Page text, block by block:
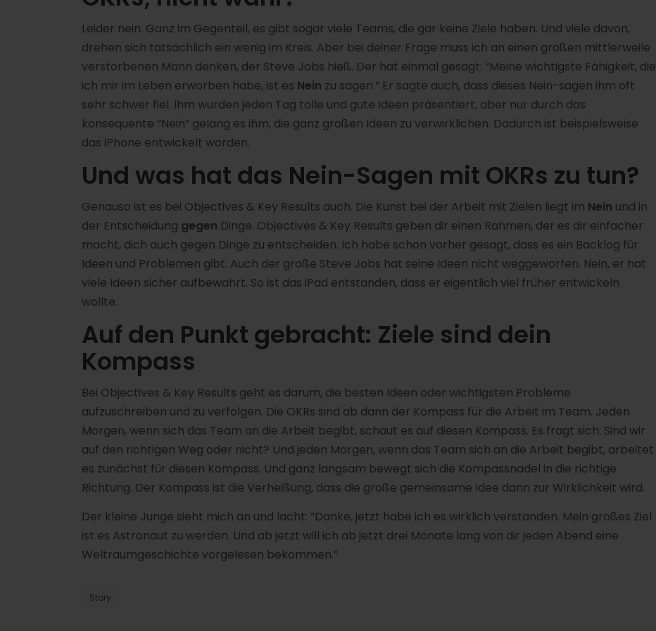
Leider nein. Ganz im Gegenteil, es gibt sogar viele Teams, die gar keine Ziele haben. Und viele davon,
drehen sich tatsächlich ein wenig im Kreis. Aber bei deiner Frage muss ich an einen großen mittlerweile
verstorbenen Mann denken, der Steve Jobs hieß. Der hat einmal gesagt: “Meine wichtigste Fähigkeit, die
ich mir im Leben erworben habe, ist es Nein zu sagen.” Er sagte auch, dass dieses Nein-sagen ihm oft
sehr schwer fiel. Ihm wurden jeden Tag tolle und gute Ideen präsentiert, aber nur durch das
konsequente “Nein” gelang es ihm, die ganz großen Ideen zu verwirklichen. Dadurch ist beispielsweise
das iPhone entwickelt worden.
Und was hat das Nein-Sagen mit OKRs zu tun?
Genauso ist es bei Objectives & Key Results auch. Die Kunst bei der Arbeit mit Zielen liegt im Nein und in
der Entscheidung gegen Dinge. Objectives & Key Results geben dir einen Rahmen, der es dir einfacher
macht, dich auch gegen Dinge zu entscheiden. Ich habe schon vorher gesagt, dass es ein Backlog für
Ideen und Problemen gibt. Auch der große Steve Jobs hat seine Ideen nicht weggeworfen. Nein, er hat
viele Ideen sicher aufbewahrt. So ist das iPad entstanden, dass er eigentlich viel früher entwickeln
wollte.
Auf den Punkt gebracht: Ziele sind dein
Kompass
Bei Objectives & Key Results geht es darum, die besten Ideen oder wichtigsten Probleme
aufzuschreiben und zu verfolgen. Die OKRs sind ab dann der Kompass für die Arbeit im Team. Jeden
Morgen, wenn sich das Team an die Arbeit begibt, schaut es auf diesen Kompass. Es fragt sich: Sind wir
auf den richtigen Weg oder nicht? Und jeden Morgen, wenn das Team sich an die Arbeit begibt, arbeitet
es zunächst für diesen Kompass. Und ganz langsam bewegt sich die Kompassnadel in die richtige
Richtung. Der Kompass ist die Verheißung, dass die große gemeinsame Idee dann zur Wirklichkeit wird.
Der kleine Junge sieht mich an und lacht: “Danke, jetzt habe ich es wirklich verstanden. Mein großes Ziel
ist es Astronaut zu werden. Und ab jetzt will ich ab jetzt drei Monate lang von dir jeden Abend eine
Weltraumgeschichte vorgelesen bekommen.”
Story